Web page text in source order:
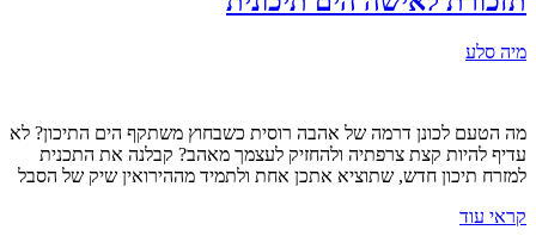
מיה סלע
מה הטעם לכונן דרמה של אהבה רוסית כשבחוץ משתקף הים התיכון? לא
עדיף להיות קצת צרפתיה ולהחזיק לעצמך מאהב? קבלנה את התכנית
למזרח תיכון חדש, שתוציא אתכן אחת ולתמיד מההירואין שיק של הסבל
קראי עוד